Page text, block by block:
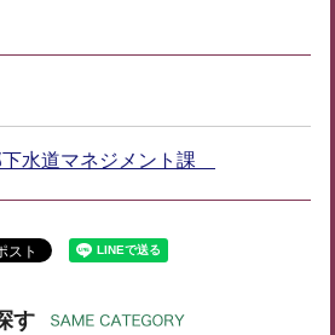
下水道マネジメント課
す